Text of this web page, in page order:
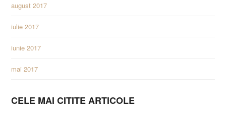
august 2017
iulie 2017
iunie 2017
mai 2017
CELE MAI CITITE ARTICOLE